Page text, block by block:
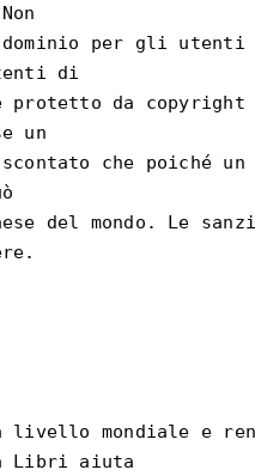
per gli utenti
di
da copyright
un
che poiché
del mondo. Le
livello mondiale e
Libri aiuta